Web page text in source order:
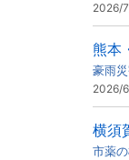
2026/
熊本
豪雨
2026/
横須
市薬